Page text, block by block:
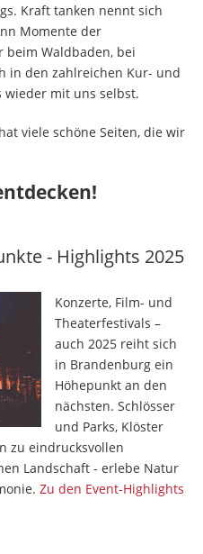
Kraft tanken nennt sich
Momente der
Waldbaden, bei
in den zahlreichen Kur- und
mit uns selbst.
viele schöne Seiten, die wir
- Highlights 2025
Konzerte, Film- und
Theaterfestivals –
auch 2025 reiht sich
in Brandenburg ein
Höhepunkt an den
nächsten. Schlösser
und Parks, Klöster
zu eindrucksvollen
Landschaft - erlebe Natur
Zu den Event-Highlights